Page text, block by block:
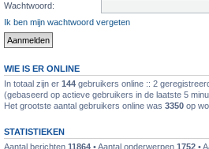
Wachtwoord:
Ik ben mijn wachtwoord vergeten
WIE IS ER ONLINE
In totaal zijn er 144 gebruikers online :: 2
(gebaseerd op actieve gebruikers in de laatste 5
Het grootste aantal gebruikers online was 3350 op
STATISTIEKEN
Aantal berichten 11864 • Aantal onderwerpen 1752 •